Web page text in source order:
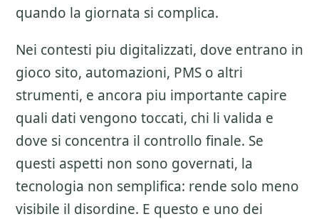
quando la giornata si complica.
Nei contesti piu digitalizzati, dove entrano in
gioco sito, automazioni, PMS o altri
strumenti, e ancora piu importante capire
quali dati vengono toccati, chi li valida e
dove si concentra il controllo finale. Se
questi aspetti non sono governati, la
tecnologia non semplifica: rende solo meno
visibile il disordine. E questo e uno dei